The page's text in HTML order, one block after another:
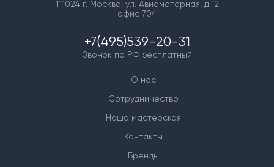
111024 г. Москва, ул. Авиамоторная, д.12
офис 704
+7(495)539-20-31
Звонок по РФ бесплатный
О нас
Сотрудничество
Наша мастерская
Контакты
Бренды